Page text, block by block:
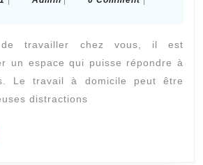
de travailler chez vous, il est
un espace qui puisse répondre à
Le travail à domicile peut être
distractions